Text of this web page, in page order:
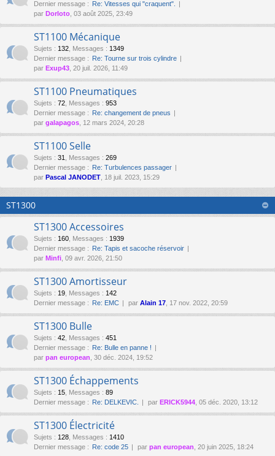
Dernier message : Re: Vitesses qui "craquent".
par Dorloto , 03 août 2025, 23:49
ST1100 Mécanique
Sujets : 132 Messages : 1349
Dernier message : Re: Tourne sur trois cylindre
par Exup43 , 20 juil. 2026, 11:49
ST1100 Pneumatiques
Sujets : 72 Messages : 953
Dernier message : Re: changement de pneus
par galapagos , 12 mars 2024, 20:28
ST1100 Selle
Sujets : 31 Messages : 269
Dernier message : Re: Turbulences passager
par Pascal JANODET , 18 juil. 2023, 15:29
ST1300
ST1300 Accessoires
Sujets : 160 Messages : 1939
Dernier message : Re: Tapis et sacoche réservoir
par Minfi , 09 avr. 2026, 21:50
ST1300 Amortisseur
Sujets : 19 Messages : 142
Dernier message : Re: EMC par Alain 17 , 17 nov. 2022, 20:59
ST1300 Bulle
Sujets : 42 Messages : 451
Dernier message : Re: Bulle en panne !
par pan european , 30 déc. 2024, 19:52
ST1300 Échappements
Sujets : 15 Messages : 89
Dernier message : Re: DELKEVIC. par ERICK5944 , 05 déc. 2020, 13:12
ST1300 Électricité
Sujets : 128 Messages : 1410
Dernier message : Re: code 25 par pan european , 20 juin 2025, 18:24